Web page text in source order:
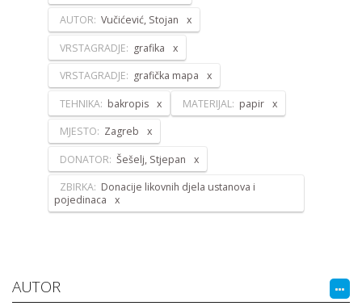
AUTOR: Vučićević, Stojan
VRSTAGRADJE: grafika
VRSTAGRADJE: grafička mapa
TEHNIKA: bakropis MATERIJAL: papir
MJESTO: Zagreb
DONATOR: Šešelj, Stjepan
ZBIRKA: Donacije likovnih djela ustanova i
pojedinaca
AUTOR